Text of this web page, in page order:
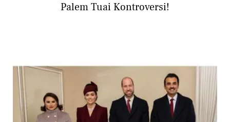
Palem Tuai Kontroversi!